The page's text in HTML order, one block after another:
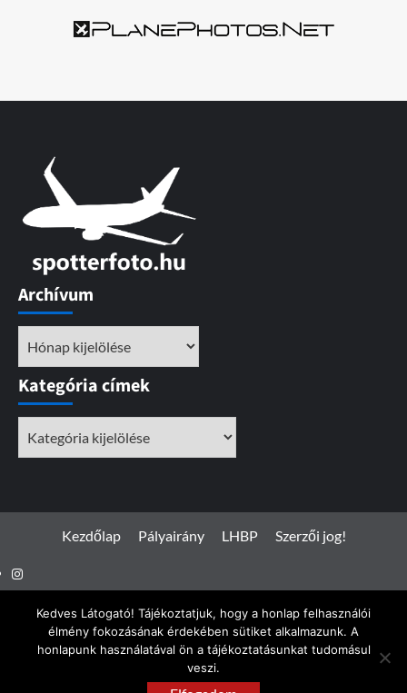
Archívum
Kategória címek
Kezdőlap Pályairány LHBP Szerzői jog!
Instagram
Spotterfoto.hu © Minden jog fenntartva 2017 - 2026
Kedves Látogató! Tájékoztatjuk, hogy a honlap felhasználói
élmény fokozásának érdekében sütiket alkalmazunk. A
honlapunk használatával ön a tájékoztatásunkat tudomásul
veszi.